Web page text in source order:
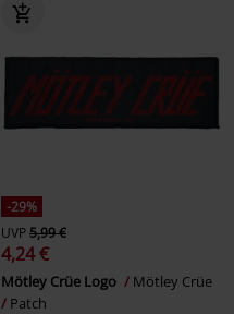
-29%
UVP5,99 €
4,24 €
Mötley Crüe Logo
Mötley Crüe
Patch